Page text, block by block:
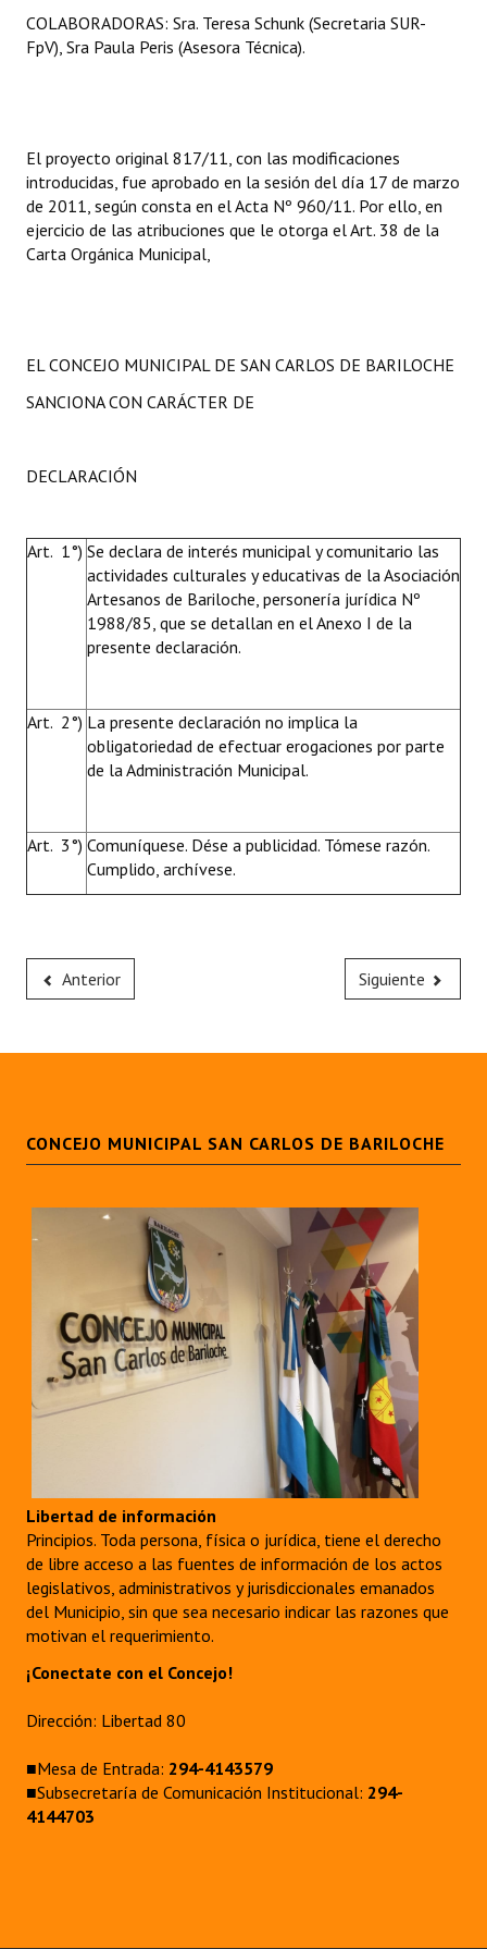
COLABORADORAS: Sra. Teresa Schunk (Secretaria SUR-
FpV), Sra Paula Peris (Asesora Técnica).
El proyecto original 817/11, con las modificaciones
introducidas, fue aprobado en la sesión del día 17 de marzo
de 2011, según consta en el Acta Nº 960/11. Por ello, en
ejercicio de las atribuciones que le otorga el Art. 38 de la
Carta Orgánica Municipal,
EL CONCEJO MUNICIPAL DE SAN CARLOS DE BARILOCHE
SANCIONA CON CARÁCTER DE
DECLARACIÓN
Art. 1°) Se declara de interés municipal y comunitario las
actividades culturales y educativas de la Asociación
Artesanos de Bariloche, personería jurídica Nº
1988/85, que se detallan en el Anexo I de la
presente declaración.
Art. 2°) La presente declaración no implica la
obligatoriedad de efectuar erogaciones por parte
de la Administración Municipal.
Art. 3°) Comuníquese. Dése a publicidad. Tómese razón.
Cumplido, archívese.
Anterior Siguiente
CONCEJO MUNICIPAL SAN CARLOS DE BARILOCHE
Libertad de información
Principios. Toda persona, física o jurídica, tiene el derecho
de libre acceso a las fuentes de información de los actos
legislativos, administrativos y jurisdiccionales emanados
del Municipio, sin que sea necesario indicar las razones que
motivan el requerimiento.
¡Conectate con el Concejo!
Dirección: Libertad 80
■Mesa de Entrada: 294-4143579
■Subsecretaría de Comunicación Institucional: 294-
4144703